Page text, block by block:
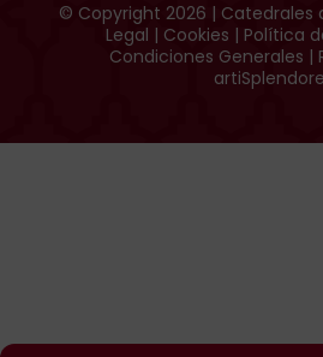
© Copyright 2026 | Catedrales
Legal | Cookies | Política
Condiciones Generales |
artiSplendore